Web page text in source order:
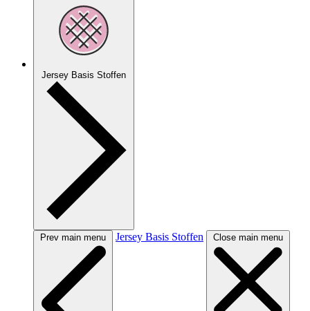
Jersey Basis Stoffen
Prev main menu Jersey Basis Stoffen Close main menu